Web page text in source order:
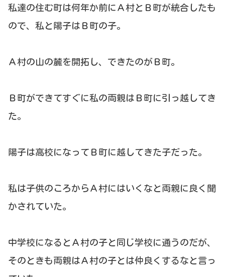
私達の住む町は何年か前にＡ村とＢ町が統合したも
ので、私と陽子はＢ町の子。
Ａ村の山の麓を開拓し、できたのがＢ町。
Ｂ町ができてすぐに私の両親はＢ町に引っ越してき
た。
陽子は高校になってＢ町に越してきた子だった。
私は子供のころからＡ村にはいくなと両親に良く聞
かされていた。
中学校になるとＡ村の子と同じ学校に通うのだが、
そのときも両親はＡ村の子とは仲良くするなと言っ